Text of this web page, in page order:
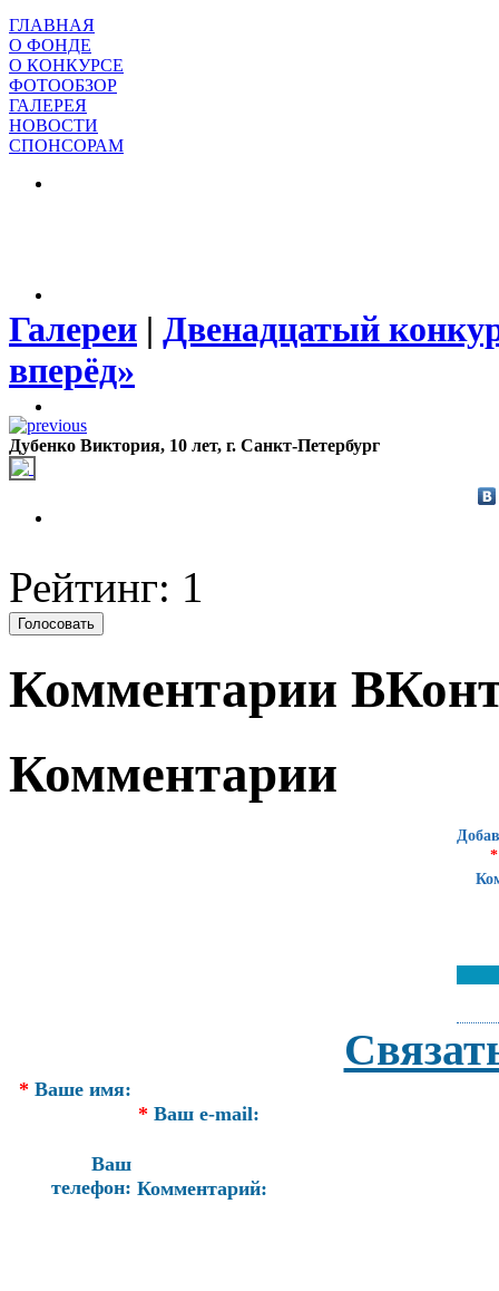
ГЛАВНАЯ
О ФОНДЕ
О КОНКУРСЕ
ФОТООБЗОР
ГАЛЕРЕЯ
НОВОСТИ
СПОНСОРАМ
Галереи | Двенадцатый
вперёд»
Дубенко Виктория, 10 лет, г. Санкт-Петербург
Рейтинг: 1
Комментарии
Комментарии
*
* Ваше имя:
* Ваш e-mail:
Ваш
телефон: Комментарий: